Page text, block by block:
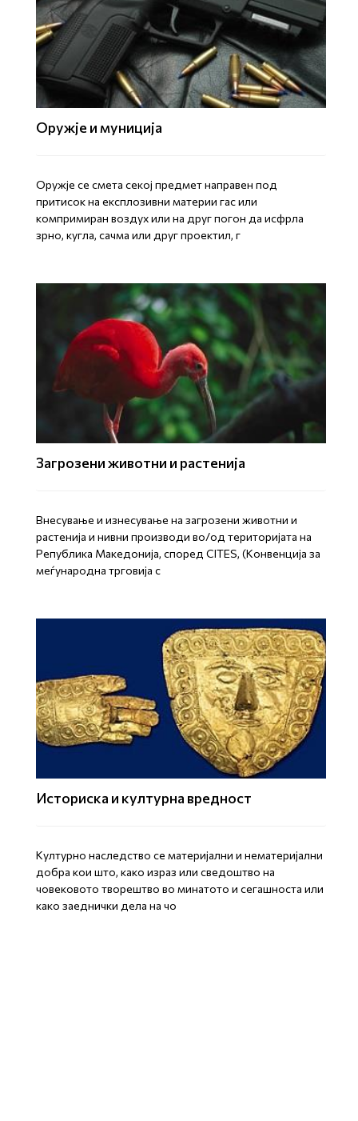
Оружје и муниција
Оружје се смета секој предмет направен под
притисок на експлозивни материи гас или
компримиран воздух или на друг погон да исфрла
зрно, кугла, сачма или друг проектил, г
Загрозени животни и растенија
Внесување и изнесување на загрозени животни и
растенија и нивни производи во/од територијата на
Република Mакедонија, според CITES, (Конвенција за
меѓународна трговија с
Историска и културна вредност
Културно наследство се материјални и нематеријални
добра кои што, како израз или сведоштво на
човековото творештво во минатото и сегашноста или
како заеднички дела на чо